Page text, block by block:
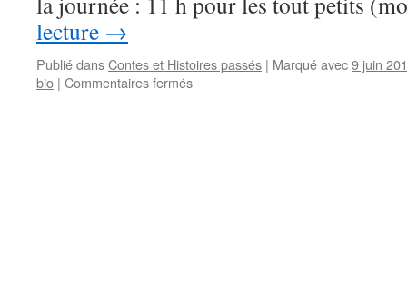
lecture →
Publié dansContes et Histoires passés | Marqué avec9 juin
bio | Commentaires ferméssur